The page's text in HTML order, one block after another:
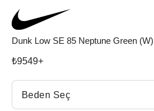
Dunk Low SE 85 Neptune Green (W)
₺9549+
Beden Seç
Beden Seç